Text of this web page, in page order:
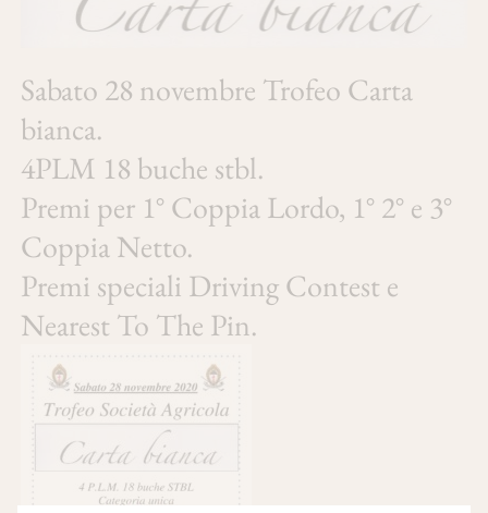
Sabato 28 novembre Trofeo Carta
bianca.
4PLM 18 buche stbl.
Premi per 1° Coppia Lordo, 1° 2° e 3°
Coppia Netto.
Premi speciali Driving Contest e
Nearest To The Pin.